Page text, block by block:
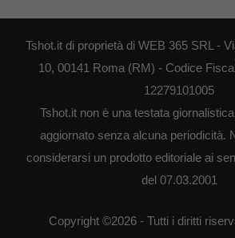
Tshot.it di proprietà di WEB 365 SRL -
10, 00141 Roma (RM) - Codice
12279101005
Tshot.it non è una testata
aggiornato senza alcuna periodicità.
considerarsi un prodotto editoriale ai
del 07.03.2001
Copyright ©2026 - Tutti i diritti